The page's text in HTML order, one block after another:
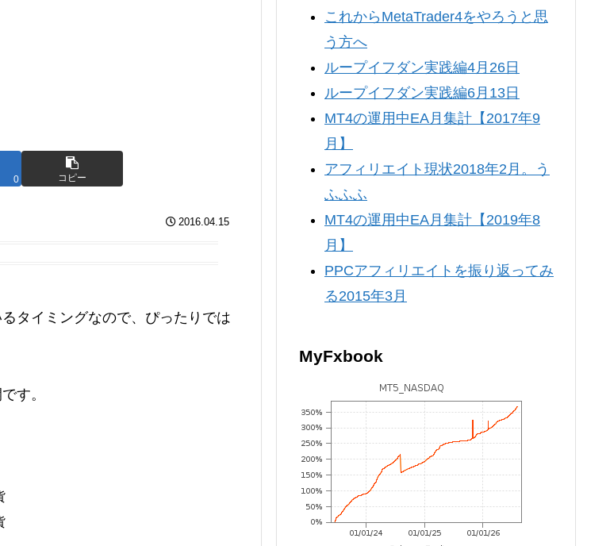
0 コピー
2016.04.15
タイミングなので、ぴったりでは
す。
これからMetaTrader4をやろうと思
う方へ
ループイフダン実践編4月26日
ループイフダン実践編6月13日
MT4の運用中EA月集計【2017年9
月】
アフィリエイト現状2018年2月。う
ふふふ
MT4の運用中EA月集計【2019年8
月】
PPCアフィリエイトを振り返ってみ
る2015年3月
MyFxbook